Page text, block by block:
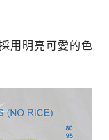
用明亮可愛的色